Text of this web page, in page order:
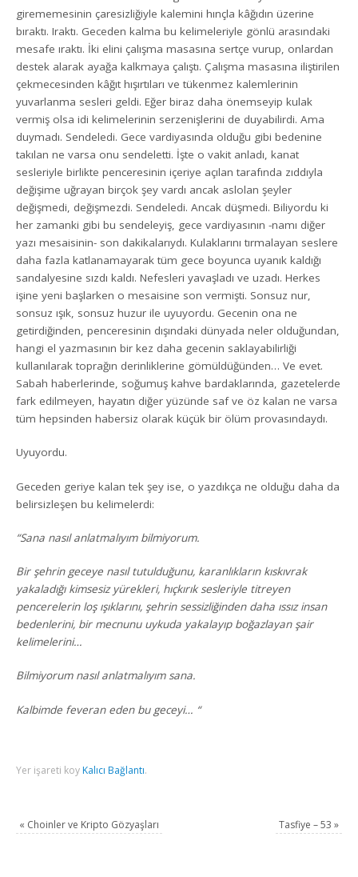
girememesinin çaresizliğiyle kalemini hınçla kâğıdın üzerine
bıraktı. Iraktı. Geceden kalma bu kelimeleriyle gönlü arasındaki
mesafe ıraktı. İki elini çalışma masasına sertçe vurup, onlardan
destek alarak ayağa kalkmaya çalıştı. Çalışma masasına iliştirilen
çekmecesinden kâğıt hışırtıları ve tükenmez kalemlerinin
yuvarlanma sesleri geldi. Eğer biraz daha önemseyip kulak
vermiş olsa idi kelimelerinin serzenişlerini de duyabilirdi. Ama
duymadı. Sendeledi. Gece vardiyasında olduğu gibi bedenine
takılan ne varsa onu sendeletti. İşte o vakit anladı, kanat
sesleriyle birlikte penceresinin içeriye açılan tarafında zıddıyla
değişime uğrayan birçok şey vardı ancak aslolan şeyler
değişmedi, değişmezdi. Sendeledi. Ancak düşmedi. Biliyordu ki
her zamanki gibi bu sendeleyiş, gece vardiyasının -namı diğer
yazı mesaisinin- son dakikalarıydı. Kulaklarını tırmalayan seslere
daha fazla katlanamayarak tüm gece boyunca uyanık kaldığı
sandalyesine sızdı kaldı. Nefesleri yavaşladı ve uzadı. Herkes
işine yeni başlarken o mesaisine son vermişti. Sonsuz nur,
sonsuz ışık, sonsuz huzur ile uyuyordu. Gecenin ona ne
getirdiğinden, penceresinin dışındaki dünyada neler olduğundan,
hangi el yazmasının bir kez daha gecenin saklayabilirliği
kullanılarak toprağın derinliklerine gömüldüğünden… Ve evet.
Sabah haberlerinde, soğumuş kahve bardaklarında, gazetelerde
fark edilmeyen, hayatın diğer yüzünde saf ve öz kalan ne varsa
tüm hepsinden habersiz olarak küçük bir ölüm provasındaydı.
Uyuyordu.
Geceden geriye kalan tek şey ise, o yazdıkça ne olduğu daha da
belirsizleşen bu kelimelerdi:
“Sana nasıl anlatmalıyım bilmiyorum.
Bir şehrin geceye nasıl tutulduğunu, karanlıkların kıskıvrak
yakaladığı kimsesiz yürekleri, hıçkırık sesleriyle titreyen
pencerelerin loş ışıklarını, şehrin sessizliğinden daha ıssız insan
bedenlerini, bir mecnunu uykuda yakalayıp boğazlayan şair
kelimelerini…
Bilmiyorum nasıl anlatmalıyım sana.
Kalbimde feveran eden bu geceyi… “
Yer işareti koy Kalıcı Bağlantı.
« Choinler ve Kripto Gözyaşları Tasfiye – 53 »